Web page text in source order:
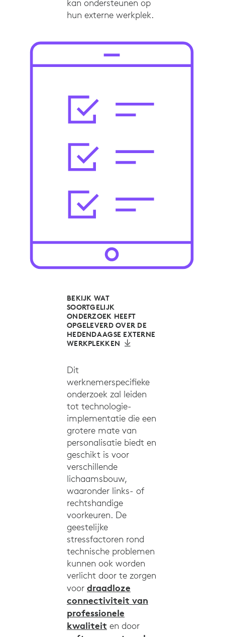
kan ondersteunen op
hun externe werkplek.
BEKIJK WAT
SOORTGELIJK
ONDERZOEK HEEFT
OPGELEVERD OVER DE
HEDENDAAGSE EXTERNE
WERKPLEKKEN
Dit
werknemerspecifieke
onderzoek zal leiden
tot technologie-
implementatie die een
grotere mate van
personalisatie biedt en
geschikt is voor
verschillende
lichaamsbouw,
waaronder links- of
rechtshandige
voorkeuren. De
geestelijke
stressfactoren rond
technische problemen
kunnen ook worden
verlicht door te zorgen
voor draadloze
connectiviteit van
professionele
kwaliteit en door